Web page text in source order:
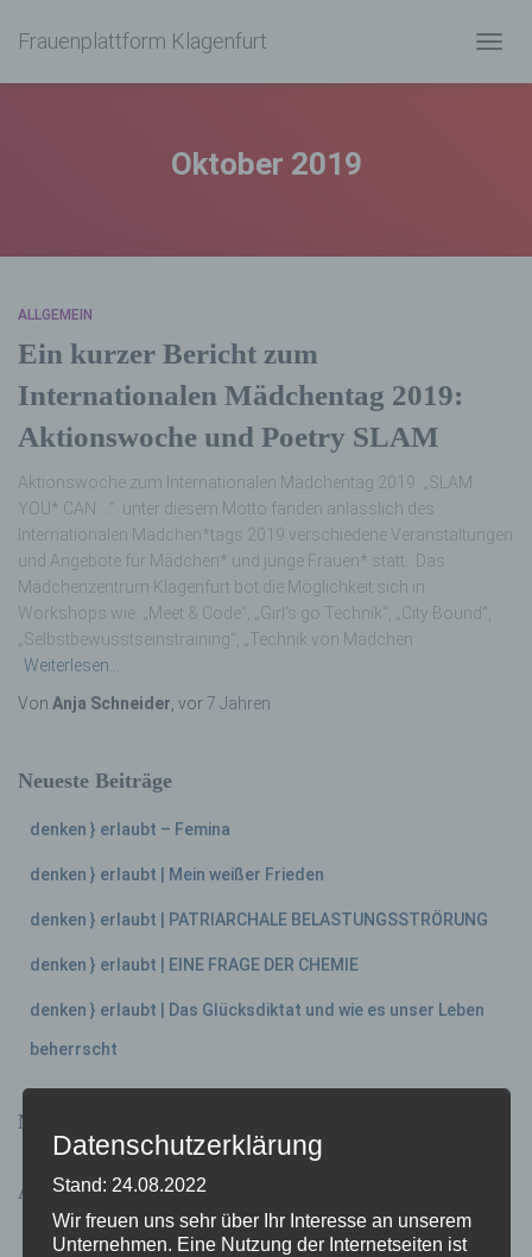
Frauenplattform Klagenfurt
Oktober 2019
ALLGEMEIN
Ein kurzer Bericht zum
Internationalen Mädchentag 2019:
Aktionswoche und Poetry SLAM
Aktionswoche zum Internationalen Mädchentag 2019 „SLAM
YOU* CAN …“ unter diesem Motto fanden anlässlich des
Internationalen Mädchen*tags 2019 verschiedene Veranstaltungen
und Angebote für Mädchen* und junge Frauen* statt. Das
Mädchenzentrum Klagenfurt bot die Möglichkeit sich in
Workshops wie: „Meet & Code“, „Girl’s go Technik“, „City Bound“,
„Selbstbewusstseinstraining“, „Technik von Mädchen
Weiterlesen…
Von Anja Schneider , vor7 Jahren
Neueste Beiträge
denken } erlaubt – Femina
denken } erlaubt | Mein weißer Frieden
denken } erlaubt | PATRIARCHALE BELASTUNGSSTRÖRUNG
denken } erlaubt | EINE FRAGE DER CHEMIE
denken } erlaubt | Das Glücksdiktat und wie es unser Leben
beherrscht
Neueste Kommentare
Archive
November 2024
Datenschutzerklärung
Stand: 24.08.2022
Wir freuen uns sehr über Ihr Interesse an unserem
Unternehmen. Eine Nutzung der Internetseiten ist